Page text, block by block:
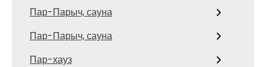
Пар-Парыч, сауна
Пар-Парыч, сауна
Пар-хауз